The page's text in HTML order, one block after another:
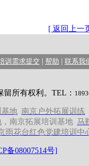
[ 返回上一
训需求提交 | 帮助 | 联系我
所有权利。TEL：
地 南京户外拓展训练
， 南京拓展培训基地 马
雨花台红色党建培训中
备08007514号]